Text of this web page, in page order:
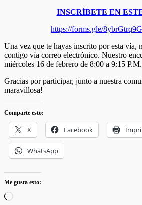
INSCRÍBETE EN
https://forms.gle/
Una vez que te hayas inscrito por esta vía,
contigo vía correo electrónico. Nuestro
miércoles 16 de febrero de 8:00 a 9:15 P.M.
Gracias por participar, junto a nuestra
maravillosa!
Comparte esto:
X Facebook
WhatsApp
Me gusta esto:
Cargando...